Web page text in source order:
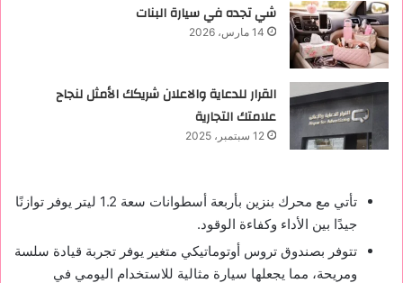
شي تجده في سيارة البنات
14 مارس، 2026
القرار للدعاية والاعلان شريكك الأمثل لنجاح
علامتك التجارية
12 سبتمبر، 2025
تأتي مع محرك بنزين بأربعة أسطوانات سعة 1.2 ليتر يوفر توازنًا
جيدًا بين الأداء وكفاءة الوقود.
تتوفر بصندوق تروس أوتوماتيكي متغير يوفر تجربة قيادة سلسة
ومريحة، مما يجعلها سيارة مثالية للاستخدام اليومي في